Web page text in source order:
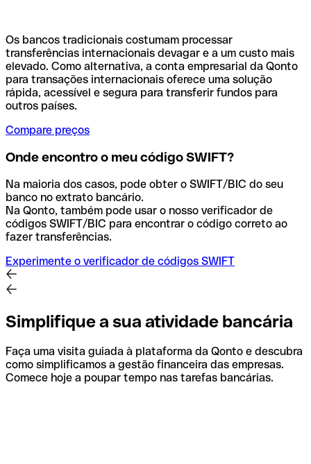
Os bancos tradicionais costumam processar
transferências internacionais devagar e a um custo mais
elevado. Como alternativa, a conta empresarial da Qonto
para transações internacionais oferece uma solução
rápida, acessível e segura para transferir fundos para
outros países.
Compare preços
Onde encontro o meu código SWIFT?
Na maioria dos casos, pode obter o SWIFT/BIC do seu
banco no extrato bancário.
Na Qonto, também pode usar o nosso verificador de
códigos SWIFT/BIC para encontrar o código correto ao
fazer transferências.
Experimente o verificador de códigos SWIFT
Simplifique a sua atividade bancária
Faça uma visita guiada à plataforma da Qonto e descubra
como simplificamos a gestão financeira das empresas.
Comece hoje a poupar tempo nas tarefas bancárias.